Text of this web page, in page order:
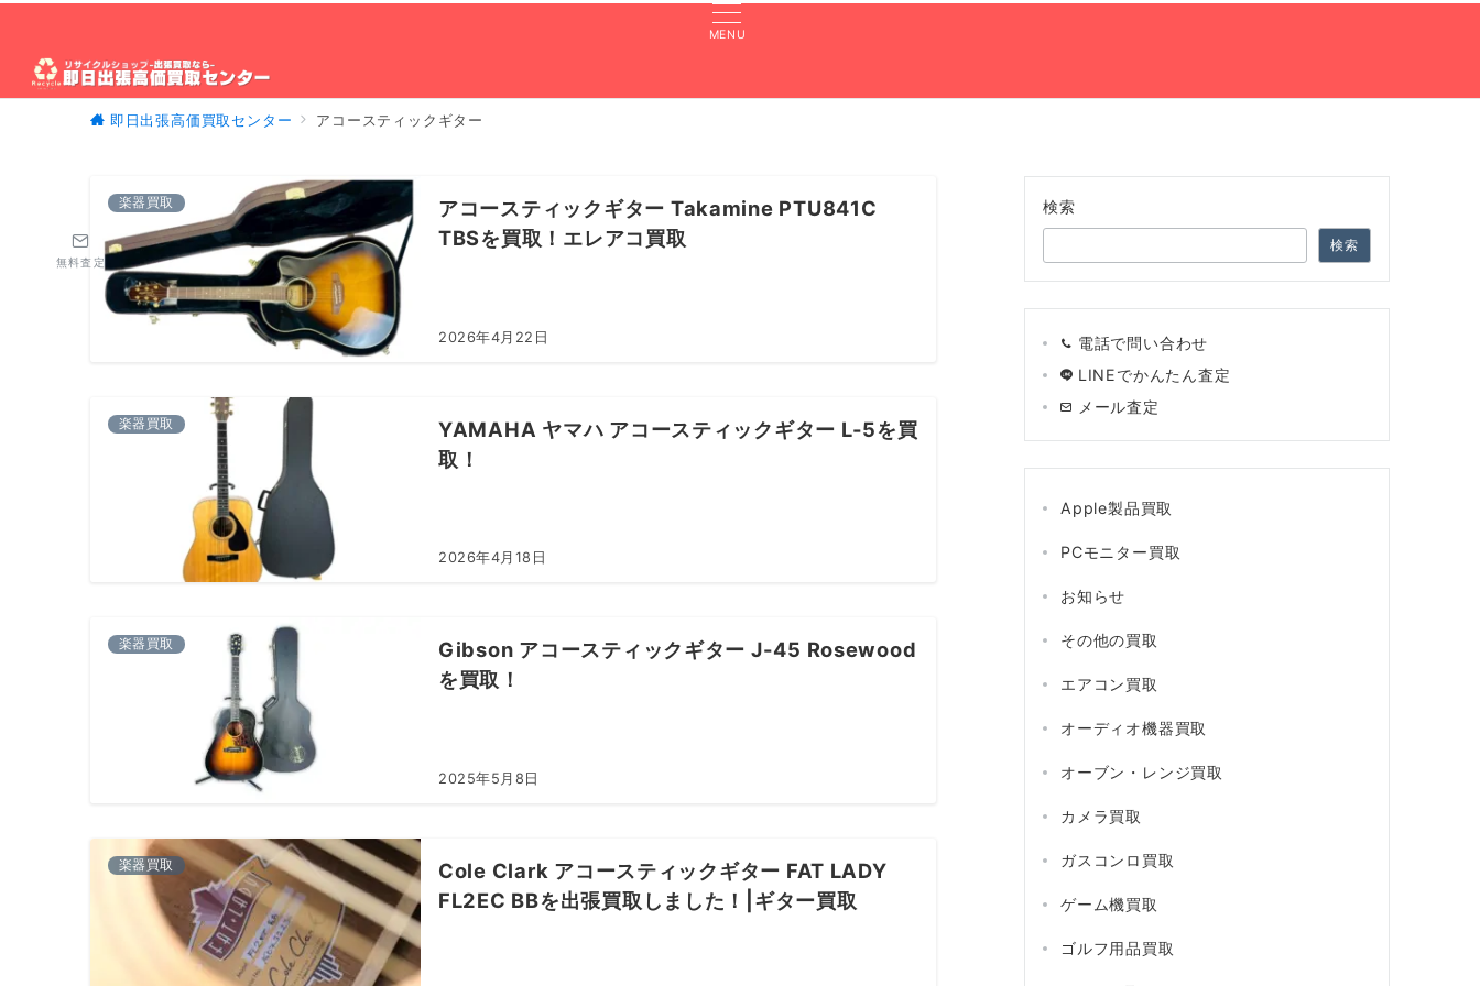
MENU
無料査定
即日出張高価買取センター アコースティックギター
楽器買取
アコースティックギター Takamine PTU841C
TBSを買取！エレアコ買取
2026年4月22日
楽器買取
YAMAHA ヤマハ アコースティックギター L-5を買
取！
2026年4月18日
楽器買取
Gibson アコースティックギター J-45 Rosewood
を買取！
2025年5月8日
楽器買取
Cole Clark アコースティックギター FAT LADY
FL2EC BBを出張買取しました！|ギター買取
検索
検索
電話で問い合わせ
LINEでかんたん査定
メール査定
Apple製品買取
PCモニター買取
お知らせ
その他の買取
エアコン買取
オーディオ機器買取
オーブン・レンジ買取
カメラ買取
ガスコンロ買取
ゲーム機買取
ゴルフ用品買取